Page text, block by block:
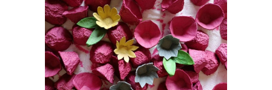
ΠΡΑΜΑΤΈΛΙΑ
ΕΠΙΚΟΙΝΩΝΊΑ
ΔΩΡΕΆ